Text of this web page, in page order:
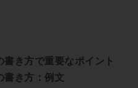
書き方で重要なポイント
書き方：例文